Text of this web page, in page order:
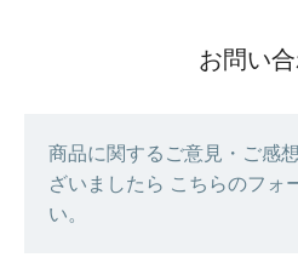
お問い
商品に関するご意見・ご感
ざいましたら こちらのフォ
い。